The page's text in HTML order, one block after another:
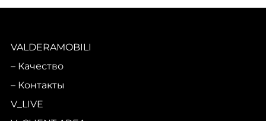
VALDERAMOBILI
Качество
Контакты
V_LIVE